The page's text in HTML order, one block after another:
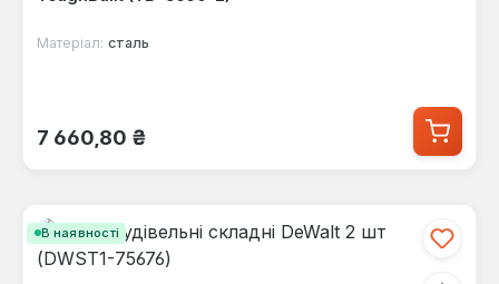
Матеріал: сталь
Звичайна ціна:
7 660,80 ₴
В наявності